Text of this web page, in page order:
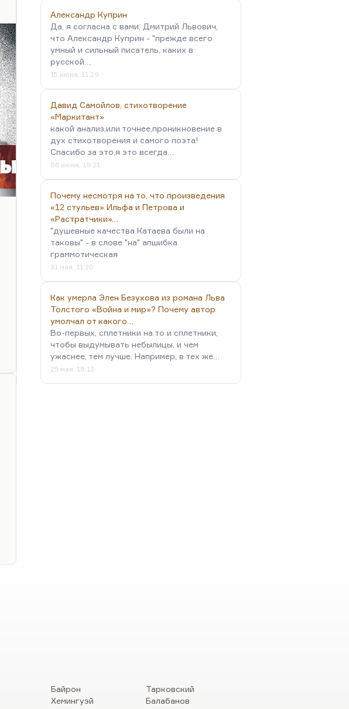
Александр Куприн
Да, я согласна с вами, Дмитрий Львович,
что Александр Куприн - "прежде всего
умный и сильный писатель, каких в
русской…
15 июня, 11:29
Давид Самойлов, стихотворение
«Маркитант»
какой анализ,или точнее,проникновение в
дух стихотворения и самого поэта!
Спасибо за это,я это всегда…
06 июня, 19:21
Почему несмотря на то, что произведения
«12 стульев» Ильфа и Петрова и
«Растратчики»…
"душевные качества Катаева были на
таковы" - в слове "на" апшибка
граммотическая
31 мая, 11:20
Как умерла Элен Безухова из романа Льва
Толстого «Война и мир»? Почему автор
умолчал от какого…
Во-первых, сплетники на то и сплетники,
чтобы выдумывать небылицы, и чем
ужаснее, тем лучше. Например, в тех же…
25 мая, 18:13
Байрон
Хемингуэй
Тарковский
Балабанов